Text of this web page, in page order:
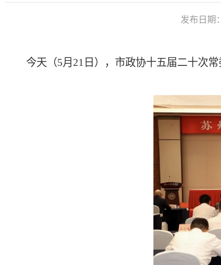
发布日期
今天（5月 21 日），市政协十五届二十次